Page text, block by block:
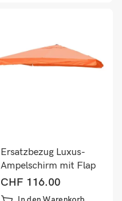
Ersatzbezug Luxus-
Ampelschirm mit Flap
Sonnenschirmbezug
3x3m terracotta
CHF 116.00